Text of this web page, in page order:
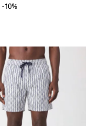
-10%